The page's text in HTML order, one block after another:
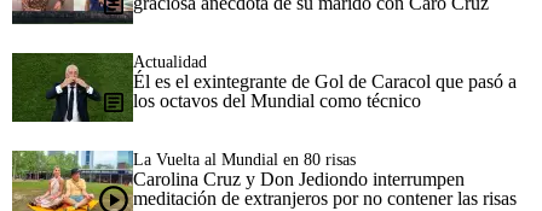
Actualidad
Él es el exintegrante de Gol de Caracol que pasó a
los octavos del Mundial como técnico
La Vuelta al Mundial en 80 risas
Carolina Cruz y Don Jediondo interrumpen
meditación de extranjeros por no contener las risas